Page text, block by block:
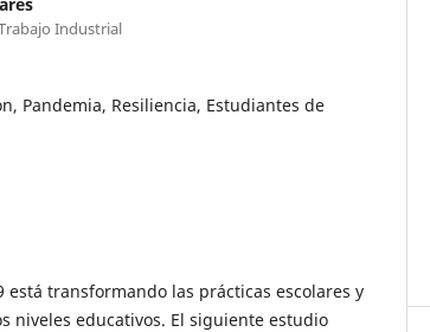
Industrial
Pandemia, Resiliencia, Estudiantes de
está transformando las prácticas escolares y
niveles educativos. El siguiente estudio